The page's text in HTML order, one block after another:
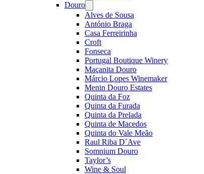
Douro
menu
Alves de Sousa
António Braga
Casa Ferreirinha
Croft
Fonseca
Portugal Boutique Winery
Maçanita Douro
Márcio Lopes Winemaker
Menin Douro Estates
Quinta da Foz
Quinta da Furada
Quinta da Prelada
Quinta de Macedos
Quinta do Vale Meão
Raul Riba D´Ave
Somnium Douro
Taylor’s
Wine & Soul